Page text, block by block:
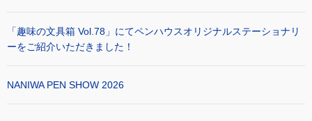
「趣味の文具箱 Vol.78」にてペンハウスオリジナルステーショナリ
ーをご紹介いただきました！
NANIWA PEN SHOW 2026